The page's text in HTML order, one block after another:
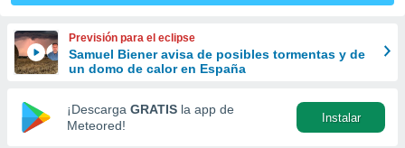
y
forma
digital
basada
Previsión para el eclipse
Samuel Biener avisa de posibles tormentas y de
un domo de calor en España
¡Descarga GRATIS la app de
Meteored!
Instalar